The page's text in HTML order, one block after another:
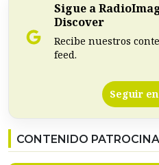
Sigue a
Discover
Recibe nuestros
feed.
Seguir
CONTENIDO